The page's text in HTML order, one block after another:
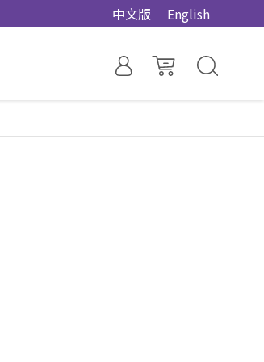
中文版 English